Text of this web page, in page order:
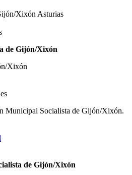
Xixón Asturias
de Gijón/Xixón
Xixón
Municipal Socialista de Gijón/Xixón.
de Gijón/Xixón